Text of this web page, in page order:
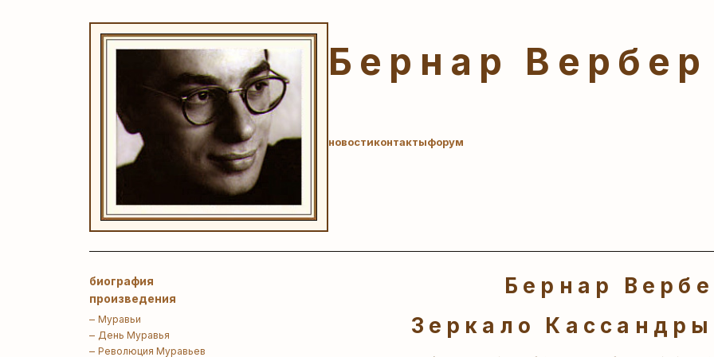
Бернар Вербер
новостиконтактыфорум
биография
произведения
Муравьи
День Муравья
Революция Муравьев
Бернар
Зеркало